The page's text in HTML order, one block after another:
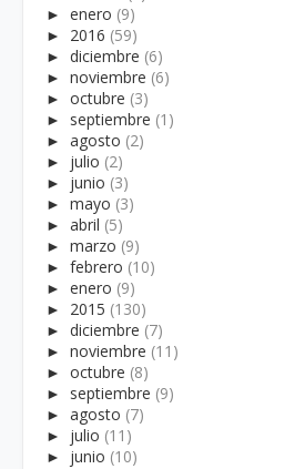
► enero (9)
► 2016 (59)
► diciembre (6)
► noviembre (6)
► octubre (3)
► septiembre (1)
► agosto (2)
► julio (2)
► junio (3)
► mayo (3)
► abril (5)
► marzo (9)
► febrero (10)
► enero (9)
► 2015 (130)
► diciembre (7)
► noviembre (11)
► octubre (8)
► septiembre (9)
► agosto (7)
► julio (11)
► junio (10)